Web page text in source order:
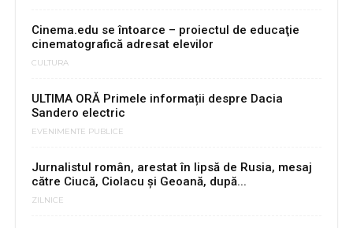
Cinema.edu se întoarce – proiectul de educaţie
cinematografică adresat elevilor
CULTURA
ULTIMA ORĂ Primele informații despre Dacia
Sandero electric
EVENIMENTE PUBLICE
Jurnalistul român, arestat în lipsă de Rusia, mesaj
către Ciucă, Ciolacu și Geoană, după...
ZILNICE